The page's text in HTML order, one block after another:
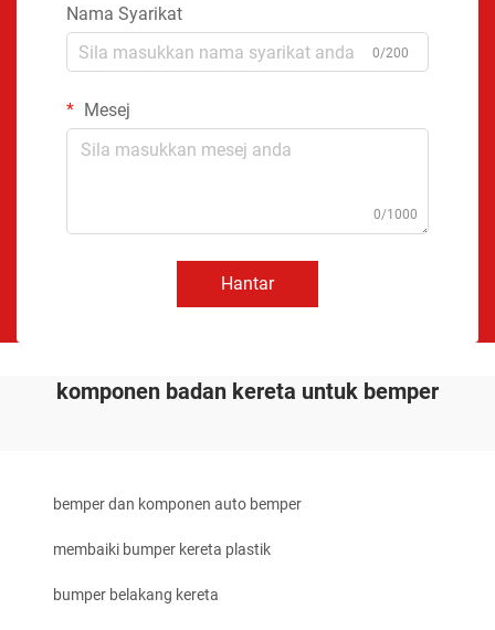
Nama Syarikat
0/200
Mesej
0/1000
Hantar
komponen badan kereta untuk bemper
bemper dan komponen auto bemper
membaiki bumper kereta plastik
bumper belakang kereta